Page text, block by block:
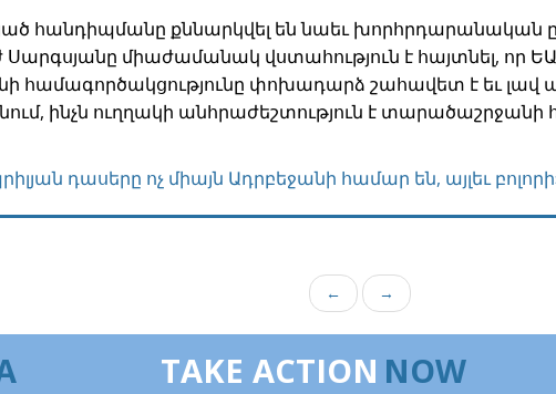
հանդիպմանը քննարկվել են նաեւ խորհրդարանական
Սարգսյանը միաժամանակ վստահություն է հայտնել, որ
համագործակցությունը փոխադարձ շահավետ է եւ լավ
ինչն ուղղակի անհրաժեշտություն է տարածաշրջանի
դասերը ոչ միայն Ադրբեջանի համար են, այլեւ
← →
TAKE ACTION NOW